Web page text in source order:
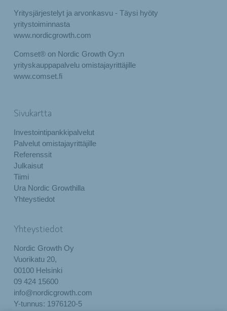
Yritysjärjestelyt ja arvonkasvu - Täysi hyöty
yritystoiminnasta
www.nordicgrowth.com
Comset® on Nordic Growth Oy:n
yrityskauppapalvelu omistajayrittäjille
www.comset.fi
Sivukartta
Investointipankkipalvelut
Palvelut omistajayrittäjille
Referenssit
Julkaisut
Tiimi
Ura Nordic Growthilla
Yhteystiedot
Yhteystiedot
Nordic Growth Oy
Vuorikatu 20,
00100 Helsinki
09 424 15600
info@nordicgrowth.com
Y-tunnus: 1976120-5